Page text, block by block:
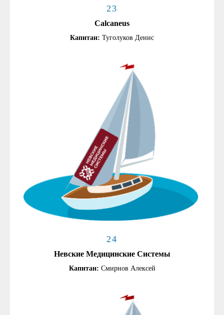
23
Calcaneus
Капитан: Туголуков Денис
24
Невские Медицинские Системы
Капитан: Смирнов Алексей